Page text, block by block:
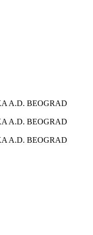
A.D. BEOGRAD
A.D. BEOGRAD
A.D. BEOGRAD